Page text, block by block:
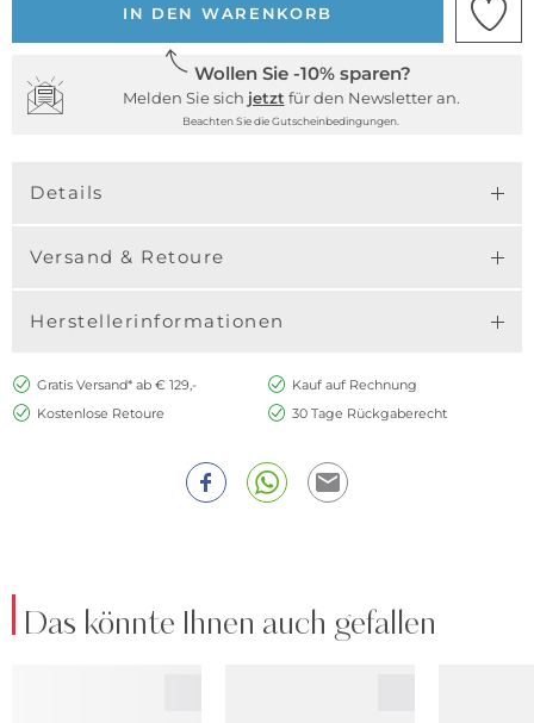
IN DEN WARENKORB
Wollen Sie -10% sparen?
Melden Sie sich jetzt für den Newsletter an.
Beachten Sie die Gutscheinbedingungen.
Details
Versand & Retoure
Herstellerinformationen
Gratis Versand* ab € 129,-
Kauf auf Rechnung
Kostenlose Retoure
30 Tage Rückgaberecht
Das könnte Ihnen auch gefallen